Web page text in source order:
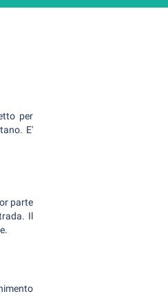
per
E'
parte
Il